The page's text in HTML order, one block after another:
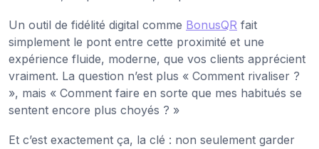
Un outil de fidélité digital comme BonusQR fait
simplement le pont entre cette proximité et une
expérience fluide, moderne, que vos clients apprécient
vraiment. La question n’est plus « Comment rivaliser ?
», mais « Comment faire en sorte que mes habitués se
sentent encore plus choyés ? »
Et c’est exactement ça, la clé : non seulement garder